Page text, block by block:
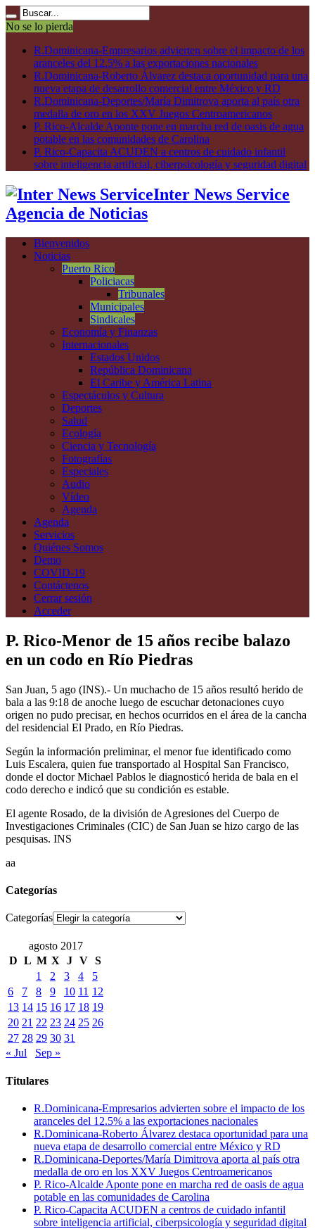
No se lo pierda
R.Dominicana-Empresarios advierten sobre el impacto de los
aranceles del 12.5% a las exportaciones nacionales
R.Dominicana-Roberto Álvarez destaca oportunidad para una
nueva etapa de desarrollo comercial entre México y RD
R.Dominicana-Deportes/María Dimitrova aporta al país otra
medalla de oro en los XXV Juegos Centroamericanos
P. Rico-Alcalde Aponte pone en marcha red de oasis de agua
potable en las comunidades de Carolina
P. Rico-Capacita ACUDEN a centros de cuidado infantil
sobre inteligencia artificial, ciberpsicología y seguridad digital
Inter News Service
Agencia de Noticias
Bienvenidos
Noticias
Puerto Rico
Policiacas
Tribunales
Municipales
Sindicales
Economía y Finanzas
Internacionales
Estados Unidos
República Dominicana
El Caribe y América Latina
Espectáculos y Cultura
Deportes
Salud
Ecología
Ciencia y Tecnología
Fotografías
Especiales
Audio
Vídeo
Agenda
Agenda
Servicios
Quiénes Somos
Demo
COVID-19
Contáctenos
Cerrar sesión
Acceder
P. Rico-Menor de 15 años recibe balazo
en un codo en Río Piedras
San Juan, 5 ago (INS).- Un muchacho de 15 años resultó herido de
bala a las 9:18 de anoche luego de escuchar detonaciones cuyo
origen no pudo precisar, en hechos ocurridos en el área de la cancha
del residencial El Prado, en Río Piedras.
Según la información preliminar, el menor fue identificado como
Luis Escalera, quien fue transportado al Hospital San Francisco,
donde el doctor Michael Pablos le diagnosticó herida de bala en el
codo derecho e indicó que su condición es estable.
El agente Rosado, de la división de Agresiones del Cuerpo de
Investigaciones Criminales (CIC) de San Juan se hizo cargo de las
pesquisas. INS
aa
Categorías
Categorías
agosto 2017
D L M X J V S
1
2 3 4
5
6
7 8 9 10 11 12
13 14 15 16 17 18 19
20 21 22 23 24 25 26
27 28 29 30 31
« Jul
Sep »
Titulares
R.Dominicana-Empresarios advierten sobre el impacto de los
aranceles del 12.5% a las exportaciones nacionales
R.Dominicana-Roberto Álvarez destaca oportunidad para una
nueva etapa de desarrollo comercial entre México y RD
R.Dominicana-Deportes/María Dimitrova aporta al país otra
medalla de oro en los XXV Juegos Centroamericanos
P. Rico-Alcalde Aponte pone en marcha red de oasis de agua
potable en las comunidades de Carolina
P. Rico-Capacita ACUDEN a centros de cuidado infantil
sobre inteligencia artificial, ciberpsicología y seguridad digital